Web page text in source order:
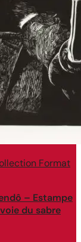
Format
– Estampe
du sabre